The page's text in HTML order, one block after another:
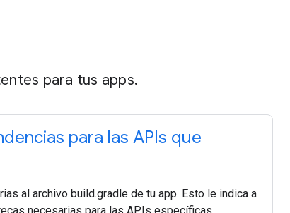
para tus apps.
para las APIs que
al archivo build.gradle de tu app. Esto le indica a